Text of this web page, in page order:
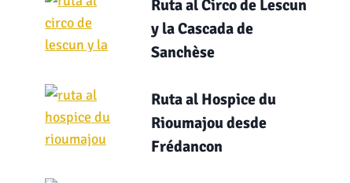
Ruta al Circo de Lescun
y la Cascada de
Sanchèse
Ruta al Hospice du
Rioumajou desde
Frédancon